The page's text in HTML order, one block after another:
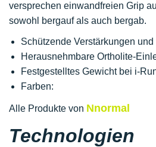
versprechen einwandfreien Grip
sowohl bergauf als auch bergab.
Schützende Verstärkungen
Herausnehmbare Ortholite-
Festgestelltes Gewicht bei i-
Farben:
Alle Produkte von Nnormal
Technologien